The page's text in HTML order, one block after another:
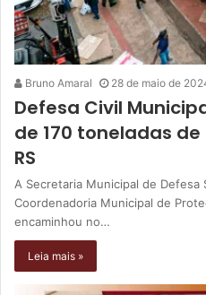
Bruno Amaral 28 de maio de
Defesa Civil
de 170 toneladas
RS
A Secretaria Municipal de Defesa
Coordenadoria Municipal de
encaminhou no…
Leia mais »